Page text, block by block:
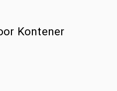
Kontener